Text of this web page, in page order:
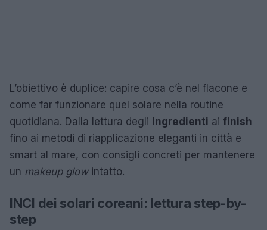
L’obiettivo è duplice: capire cosa c’è nel flacone e
come far funzionare quel solare nella routine
quotidiana. Dalla lettura degli ingredienti ai finish
fino ai metodi di riapplicazione eleganti in città e
smart al mare, con consigli concreti per mantenere
un makeup glowintatto.
INCI dei solari coreani: lettura step-by-
step